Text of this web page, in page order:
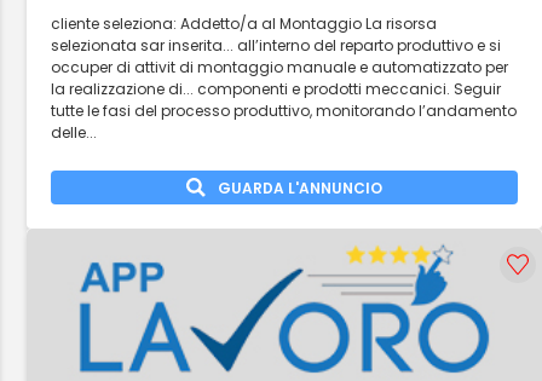
cliente seleziona: Addetto/a al Montaggio La risorsa
selezionata sar inserita... all’interno del reparto produttivo e si
occuper di attivit di montaggio manuale e automatizzato per
la realizzazione di... componenti e prodotti meccanici. Seguir
tutte le fasi del processo produttivo, monitorando l’andamento
delle...
GUARDA L'ANNUNCIO